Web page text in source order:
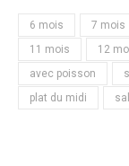
6 mois 7 mois
11 mois
12
avec poisson
plat du midi